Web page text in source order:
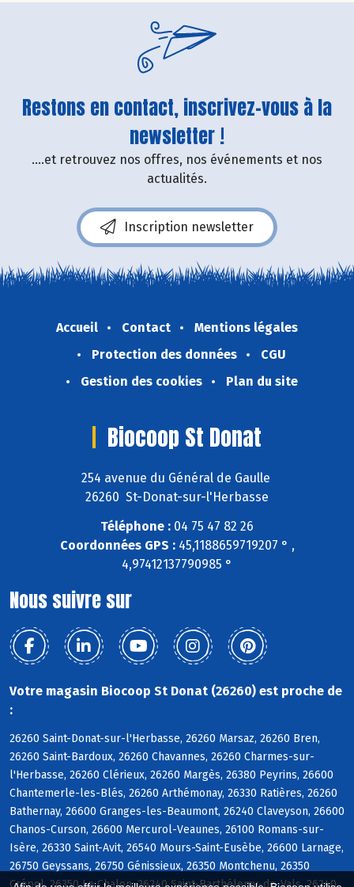
Restons en contact, inscrivez-vous à la
newsletter !
....et retrouvez nos offres, nos événements et nos
actualités.
Inscription newsletter
Accueil Contact
Mentions légales
Protection des données
CGU
Gestion des cookies
Plan du site
Biocoop St Donat
254 avenue du Général de Gaulle
26260 St-Donat-sur-l'Herbasse
Téléphone : 04 75 47 82 26
Coordonnées GPS :45,1188659719207 ° ,
4,97412137790985 °
Nous suivre sur
Votre magasin Biocoop St Donat (26260) est proche de
:
26260 Saint-Donat-sur-l'Herbasse, 26260 Marsaz, 26260 Bren,
26260 Saint-Bardoux, 26260 Chavannes, 26260 Charmes-sur-
l'Herbasse, 26260 Clérieux, 26260 Margès, 26380 Peyrins, 26600
Chantemerle-les-Blés, 26260 Arthémonay, 26330 Ratières, 26260
Bathernay, 26600 Granges-les-Beaumont, 26240 Claveyson, 26600
Chanos-Curson, 26600 Mercurol-Veaunes, 26100 Romans-sur-
Isère, 26330 Saint-Avit, 26540 Mours-Saint-Eusèbe, 26600 Larnage,
26750 Geyssans, 26750 Génissieux, 26350 Montchenu, 26350